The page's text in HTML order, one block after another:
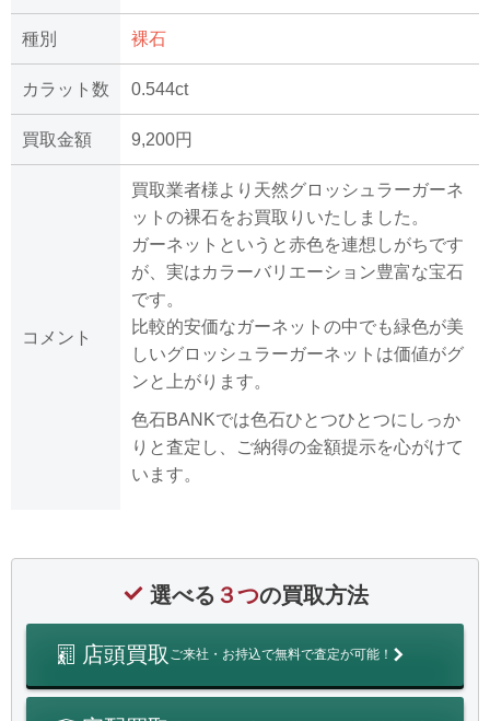
種別 裸石
カラット数 0.544ct
買取金額 9,200円
コメント
買取業者様より天然グロッシュラーガーネ
ットの裸石をお買取りいたしました。
ガーネットというと赤色を連想しがちです
が、実はカラーバリエーション豊富な宝石
です。
比較的安価なガーネットの中でも緑色が美
しいグロッシュラーガーネットは価値がグ
ンと上がります。
色石BANKでは色石ひとつひとつにしっか
りと査定し、ご納得の金額提示を心がけて
います。
選べる ３つの買取方法
店頭買取 ご来社・お持込で無料で査定が可能！